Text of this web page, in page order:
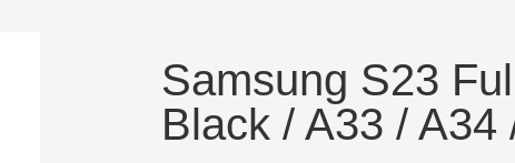
Samsung S23
Black / A33 / A34